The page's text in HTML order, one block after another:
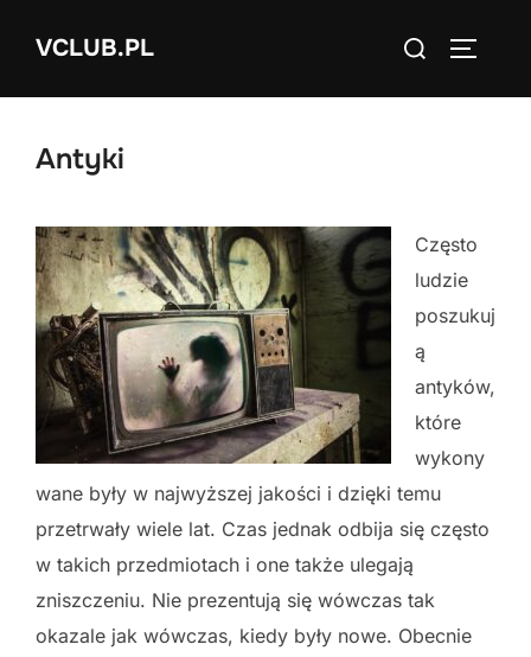
VCLUB.PL
Search
Antyki
Często
ludzie
poszukuj
ą
antyków,
które
wykony
wane były w najwyższej jakości i dzięki temu
przetrwały wiele lat. Czas jednak odbija się często
w takich przedmiotach i one także ulegają
zniszczeniu. Nie prezentują się wówczas tak
okazale jak wówczas, kiedy były nowe. Obecnie